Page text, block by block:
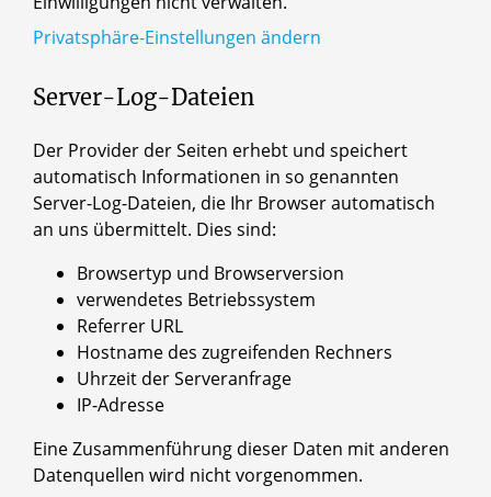
Privatsphäre-Einstellungen ändern
Server-Log-Dateien
Der Provider der Seiten erhebt und speichert
automatisch Informationen in so genannten
Server-Log-Dateien, die Ihr Browser automatisch
an uns übermittelt. Dies sind:
Browsertyp und Browserversion
verwendetes Betriebssystem
Referrer URL
Hostname des zugreifenden Rechners
Uhrzeit der Serveranfrage
IP-Adresse
Eine Zusammenführung dieser Daten mit anderen
Datenquellen wird nicht vorgenommen.